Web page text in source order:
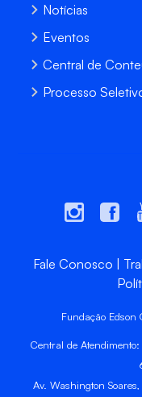
Notícias
Eventos
Central de
Processo
Fale Conosco
Fundação Edson
Central de
Av. Washington